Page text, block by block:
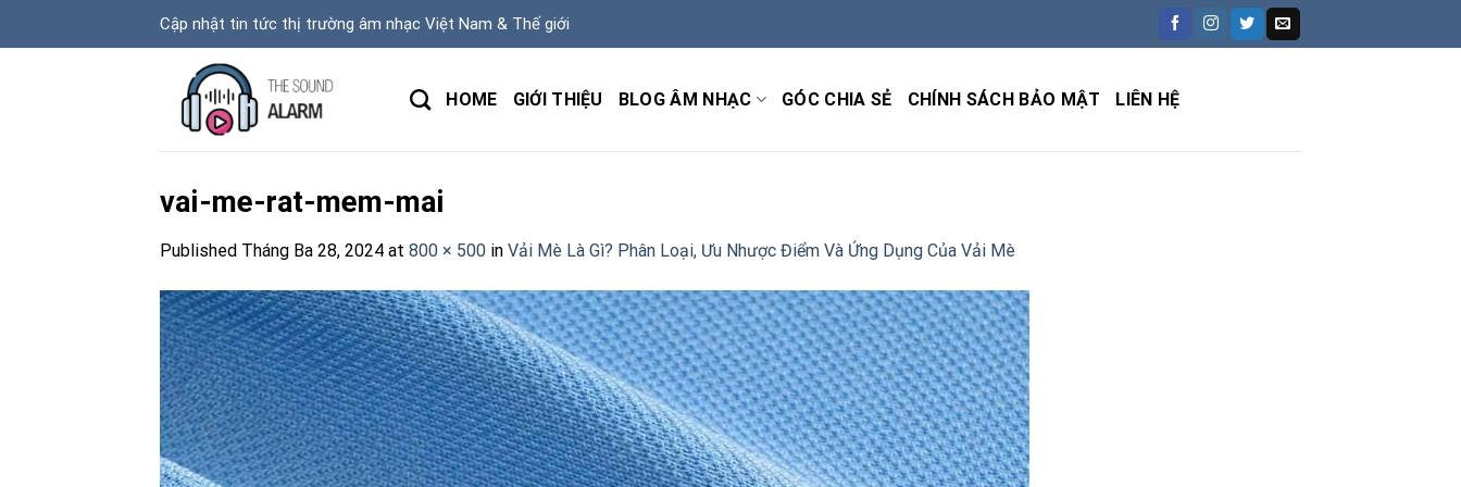
Cập nhật tin tức thị trường âm nhạc Việt Nam & Thế giới
HOME GIỚI THIỆU BLOG ÂM NHẠC GÓC CHIA SẺ CHÍNH SÁCH BẢO MẬT LIÊN HỆ
vai-me-rat-mem-mai
Published Tháng Ba 28, 2024 at 800 × 500 in Vải Mè Là Gì? Phân Loại, Ưu Nhược Điểm Và Ứng Dụng Của Vải Mè